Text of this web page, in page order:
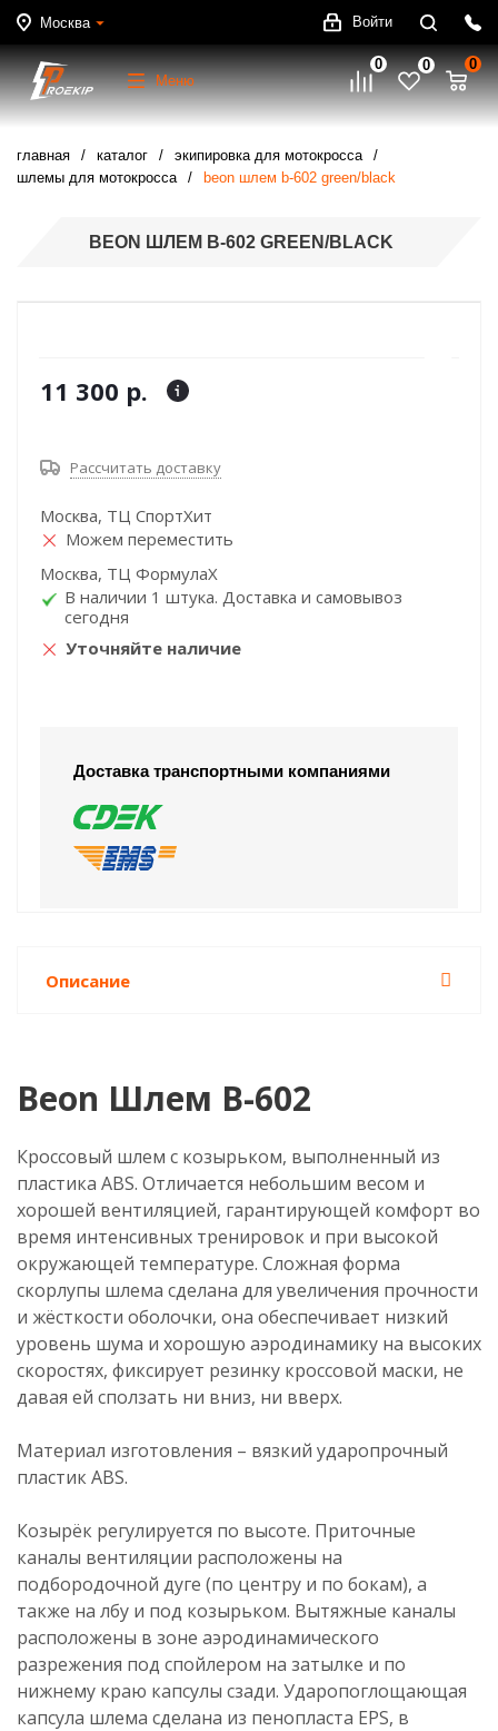
Москва Войти
Меню
0 0 0
главная каталог
экипировка для мотокросса
шлемы для мотокросса
beon шлем b-602 green/black
BEON ШЛЕМ B-602 GREEN/BLACK
11 300 р.
Рассчитать доставку
Москва, ТЦ СпортХит
Можем переместить
Москва, ТЦ ФормулаХ
В наличии 1 штука. Доставка и самовывоз
сегодня
Уточняйте наличие
Доставка транспортными компаниями
Описание
Beon Шлем B-602
Кроссовый шлем с козырьком, выполненный из
пластика ABS. Отличается небольшим весом и
хорошей вентиляцией, гарантирующей комфорт во
время интенсивных тренировок и при высокой
окружающей температуре. Сложная форма
скорлупы шлема сделана для увеличения прочности
и жёсткости оболочки, она обеспечивает низкий
уровень шума и хорошую аэродинамику на высоких
скоростях, фиксирует резинку кроссовой маски, не
давая ей сползать ни вниз, ни вверх.
Материал изготовления – вязкий ударопрочный
пластик ABS.
Козырёк регулируется по высоте. Приточные
каналы вентиляции расположены на
подбородочной дуге (по центру и по бокам), а
также на лбу и под козырьком. Вытяжные каналы
расположены в зоне аэродинамического
разрежения под спойлером на затылке и по
нижнему краю капсулы сзади. Ударопоглощающая
капсула шлема сделана из пенопласта EPS, в